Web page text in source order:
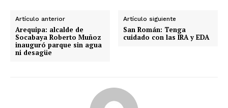
Artículo anterior
Arequipa: alcalde de
Socabaya Roberto Muñoz
inauguró parque sin agua
ni desagüe
Artículo siguiente
San Román: Tenga
cuidado con las IRA y EDA